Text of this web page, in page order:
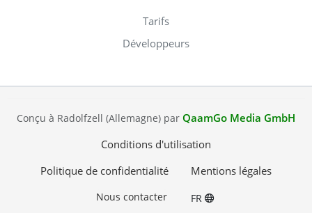
Tarifs
Développeurs
Conçu à Radolfzell (Allemagne) par QaamGo Media GmbH
Conditions d'utilisation
Politique de confidentialité
Mentions légales
Nous contacter FR